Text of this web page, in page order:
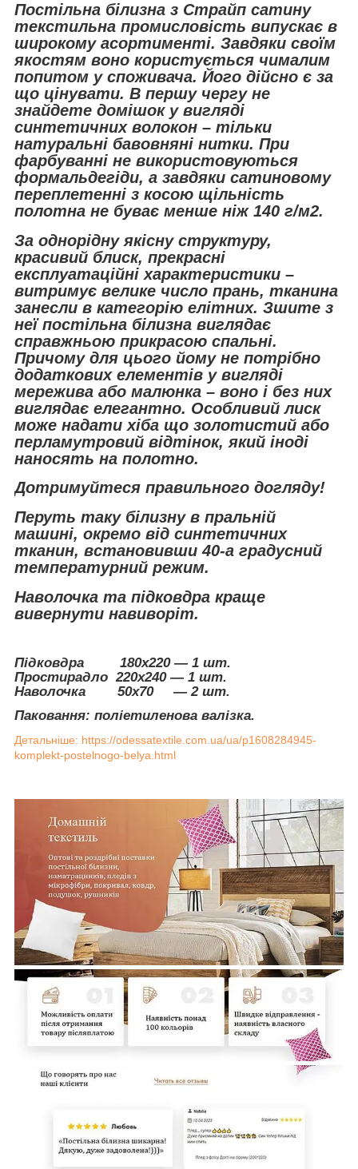
Постільна білизна з Страйп сатину
текстильна промисловість випускає в
широкому асортименті. Завдяки своїм
якостям воно користується чималим
попитом у споживача. Його дійсно є за
що цінувати. В першу чергу не
знайдете домішок у вигляді
синтетичних волокон – тільки
натуральні бавовняні нитки. При
фарбуванні не використовуються
формальдегіди, а завдяки сатиновому
переплетенні з косою щільність
полотна не буває менше ніж 140 г/м2.
За однорідну якісну структуру,
красивий блиск, прекрасні
експлуатаційні характеристики –
витримує велике число прань, тканина
занесли в категорію елітних. Зшите з
неї постільна білизна виглядає
справжньою прикрасою спальні.
Причому для цього йому не потрібно
додаткових елементів у вигляді
мережива або малюнка – воно і без них
виглядає елегантно. Особливий лиск
може надати хіба що золотистий або
перламутровий відтінок, який іноді
наносять на полотно.
Дотримуйтеся правильного догляду!
Перуть таку білизну в пральній
машині, окремо від синтетичних
тканин, встановивши 40-а градусний
температурний режим.
Наволочка та підковдра краще
вивернути навиворіт.
Підковдра 180х220 — 1 шт.
Простирадло 220х240 — 1 шт.
Наволочка 50х70 ― 2 шт.
Паковання: поліетиленова валізка.
Детальніше: https://odessatextile.com.ua/ua/p1608284945-
komplekt-postelnogo-belya.html